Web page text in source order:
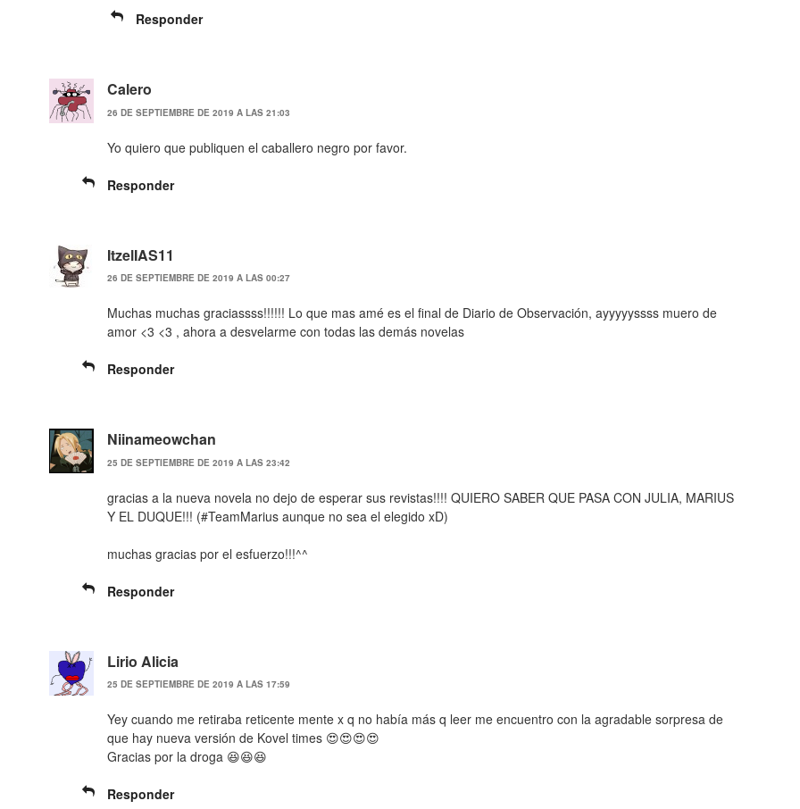
Responder
Calero
26 DE SEPTIEMBRE DE 2019 A LAS 21:03
Yo quiero que publiquen el caballero negro por favor.
Responder
ItzelIAS11
26 DE SEPTIEMBRE DE 2019 A LAS 00:27
Muchas muchas graciassss!!!!!! Lo que mas amé es el final de Diario de Observación, ayyyyyssss muero de
amor <3 <3 , ahora a desvelarme con todas las demás novelas
Responder
Niinameowchan
25 DE SEPTIEMBRE DE 2019 A LAS 23:42
gracias a la nueva novela no dejo de esperar sus revistas!!!! QUIERO SABER QUE PASA CON JULIA, MARIUS
Y EL DUQUE!!! (#TeamMarius aunque no sea el elegido xD)
muchas gracias por el esfuerzo!!!^^
Responder
Lirio Alicia
25 DE SEPTIEMBRE DE 2019 A LAS 17:59
Yey cuando me retiraba reticente mente x q no había más q leer me encuentro con la agradable sorpresa de
que hay nueva versión de Kovel times 😍😍😍😍
Gracias por la droga 😆😆😆
Responder